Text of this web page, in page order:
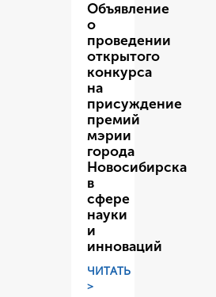
Объявление
о
проведении
открытого
конкурса
на
присуждение
премий
мэрии
города
Новосибирска
в
сфере
науки
и
инноваций
ЧИТАТЬ
>